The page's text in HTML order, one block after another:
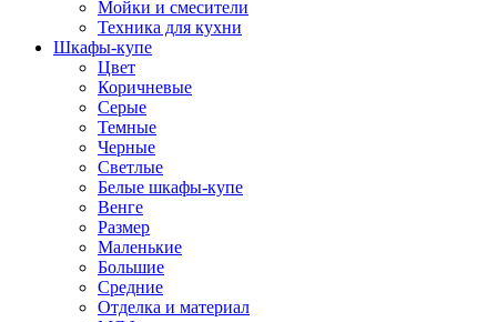
Мойки и смесители
Техника для кухни
Шкафы-купе
Цвет
Коричневые
Серые
Темные
Черные
Светлые
Белые шкафы-купе
Венге
Размер
Маленькие
Большие
Средние
Отделка и материал